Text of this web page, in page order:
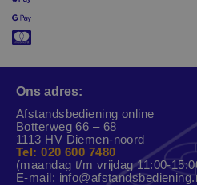
Ons adres:
Afstandsbediening online
Botterweg 66 – 68
1113 HV Diemen-noord
Tel: 020 600 7480
(maandag t/m vrijdag 11:00-
E-mail: